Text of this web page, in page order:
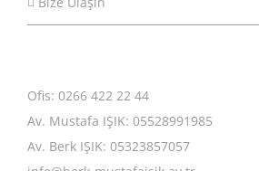
Ofis: 0266 422 22 44
Av. Mustafa IŞIK: 05528991985
Av. Berk IŞIK: 05323857057